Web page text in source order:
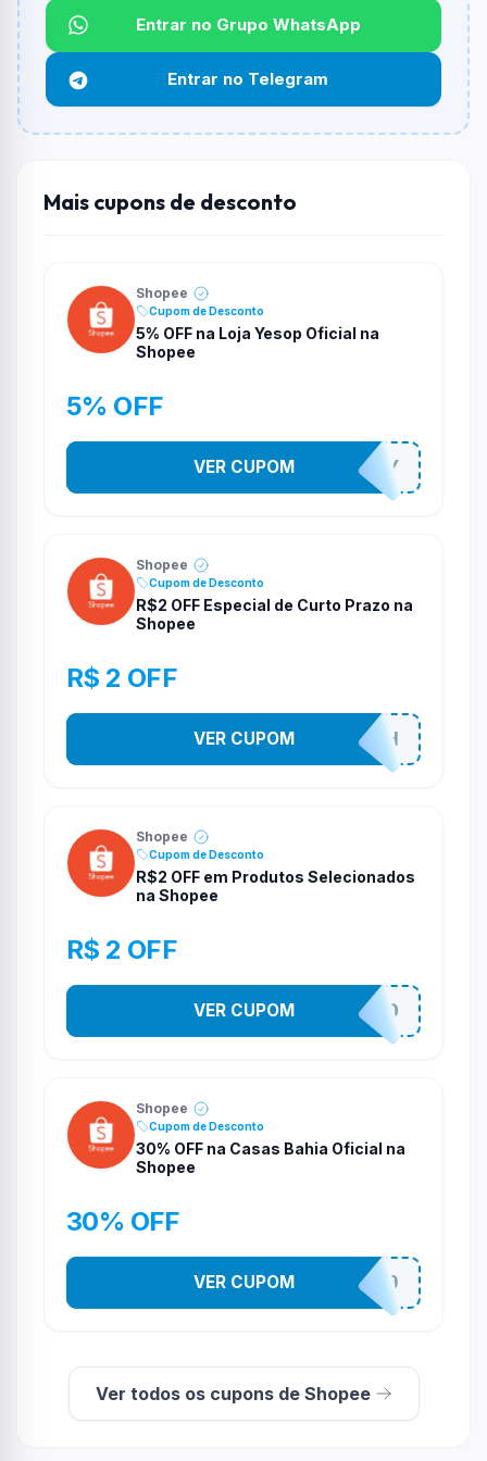
Funciona em qualquer produto?
Não necessariamente. Depende de itens participantes
e alguns vendedores ou produtos especificos podem
não aceitar cupons.
Entrar no Grupo WhatsApp
Entrar no Telegram
Mais cupons de desconto
Shopee
Cupom de Desconto
5% OFF na Loja Yesop Oficial na
Shopee
5% OFF
YESO274Y
VER CUPOM
Shopee
Cupom de Desconto
R$2 OFF Especial de Curto Prazo na
Shopee
R$ 2 OFF
VNOXHEDSH
VER CUPOM
Shopee
Cupom de Desconto
R$2 OFF em Produtos Selecionados
na Shopee
R$ 2 OFF
VNOXVHJFD
VER CUPOM
Shopee
Cupom de Desconto
30% OFF na Casas Bahia Oficial na
Shopee
30% OFF
CASATEL30
VER CUPOM
Ver todos os cupons de Shopee